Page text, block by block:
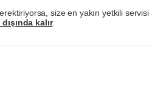
size en yakın yetkili
kalır.